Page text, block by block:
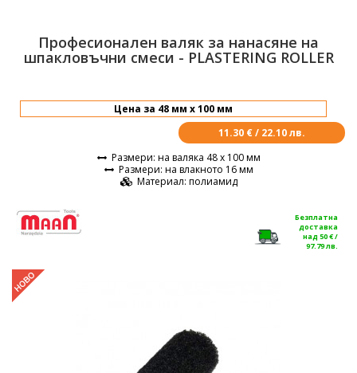
Професионален валяк за нанасяне на
шпакловъчни смеси - PLASTERING ROLLER
11.30 € / 22.10 лв.
Размери: на валяка 48 х 100 мм
Размери: на влакното 16 мм
Материал: полиамид
Безплатна
доставка
над 50 € /
97.79 лв.